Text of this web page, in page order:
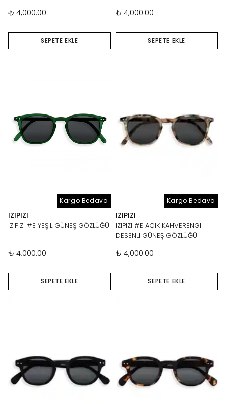
₺ 4,000.00
SEPETE EKLE
₺ 4,000.00
SEPETE EKLE
Kargo Bedava
IZIPIZI
IZIPIZI #E YEŞIL GÜNEŞ GÖZLÜĞÜ
₺ 4,000.00
SEPETE EKLE
Kargo Bedava
IZIPIZI
IZIPIZI #E AÇIK KAHVERENGI
DESENLI GÜNEŞ GÖZLÜĞÜ
₺ 4,000.00
SEPETE EKLE